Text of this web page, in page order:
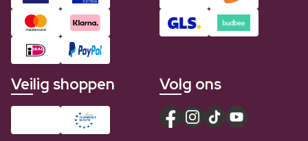
Veilig shoppen Volg ons